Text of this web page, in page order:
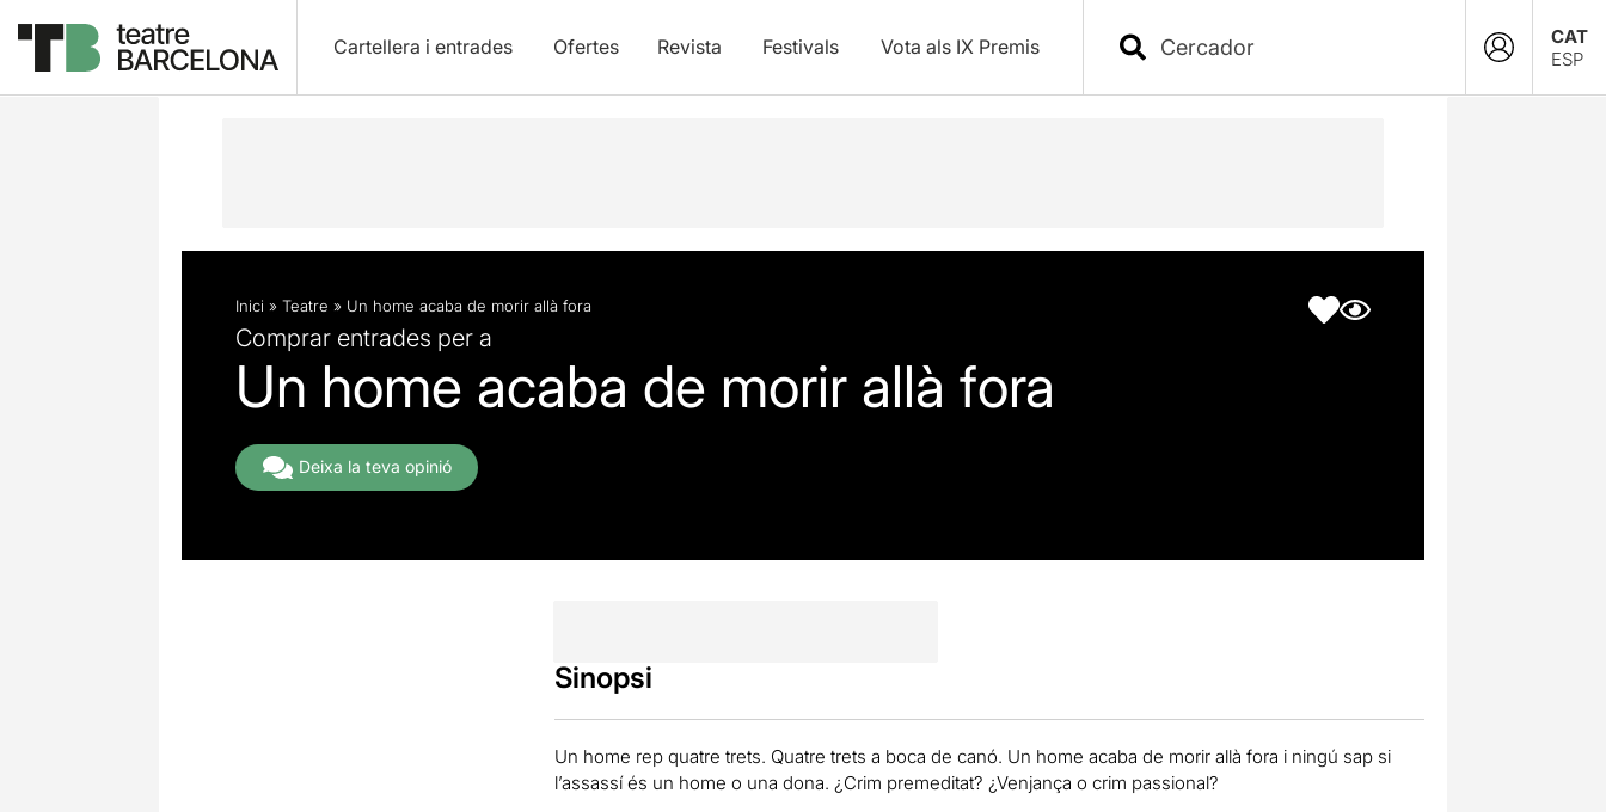
Cartellera i entrades Ofertes Revista Festivals Vota als IX Premis
CAT
ESP
Descripció Fitxa artística
Inici » Teatre » Un home acaba de morir allà fora
Comprar entrades per a
Un home acaba de morir allà fora
Deixa la teva opinió
Sinopsi
Un home rep quatre trets. Quatre trets a boca de canó. Un home acaba de morir allà fora i ningú sap si
l’assassí és un home o una dona. ¿Crim premeditat? ¿Venjança o crim passional?